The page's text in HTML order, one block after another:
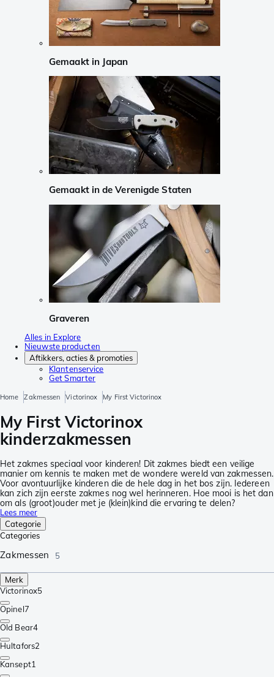
Gemaakt in Japan
Gemaakt in de Verenigde Staten
Graveren
Alles in Explore
Nieuwste producten
Aftikkers, acties & promoties
Klantenservice
Get Smarter
Home Zakmessen Victorinox My First Victorinox
My First Victorinox
kinderzakmessen
Het zakmes speciaal voor kinderen! Dit zakmes biedt een veilige
manier om kennis te maken met de wondere wereld van zakmessen.
Voor avontuurlijke kinderen die de hele dag in het bos zijn. Iedereen
kan zich zijn eerste zakmes nog wel herinneren. Hoe mooi is het dan
om als (groot)ouder met je (klein)kind die ervaring te delen?
Lees meer
Categorie
Categories
Zakmessen 5
Merk
Victorinox5
Opinel7
Old Bear4
Hultafors2
Kansept1